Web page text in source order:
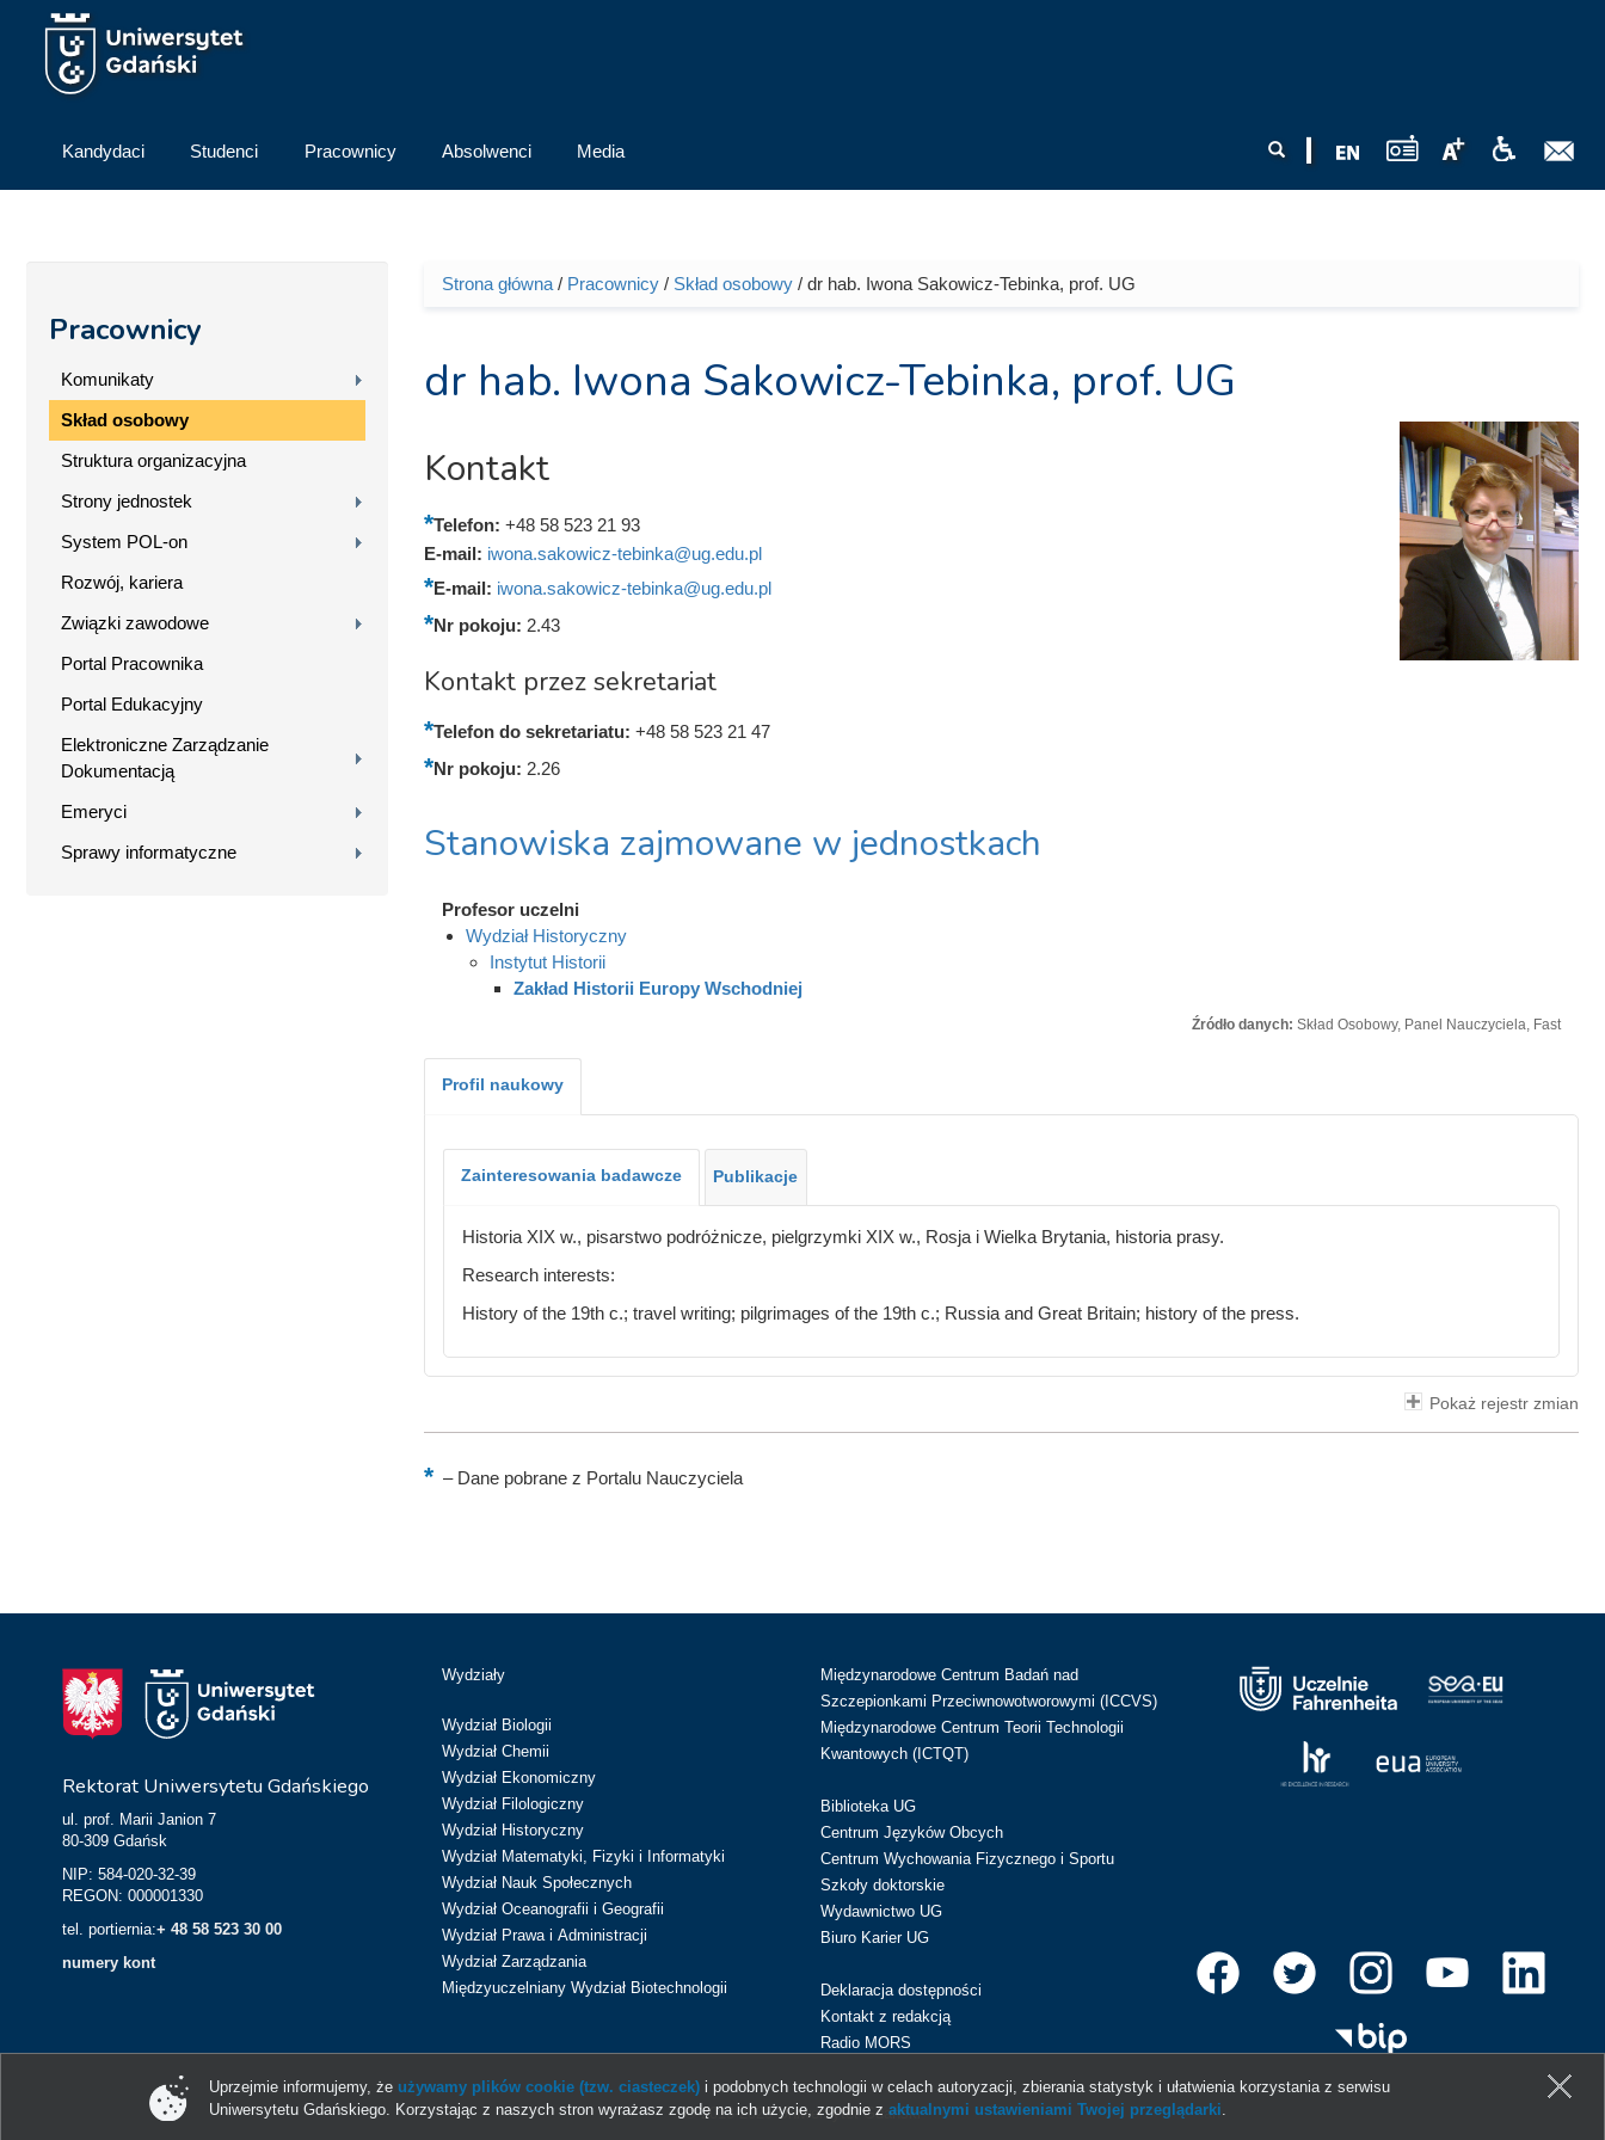
Przejdź do treści
Szukaj
Kandydaci Studenci Pracownicy Absolwenci Media
Pracownicy
Komunikaty
Skład osobowy
Struktura organizacyjna
Strony jednostek
System POL-on
Rozwój, kariera
Związki zawodowe
Portal Pracownika
Portal Edukacyjny
Elektroniczne Zarządzanie
Dokumentacją
Emeryci
Sprawy informatyczne
Jesteś tutaj
Strona główna/ Pracownicy/ Skład osobowy/ dr hab. Iwona Sakowicz-Tebinka, prof. UG
dr hab. Iwona Sakowicz-Tebinka, prof. UG
Kontakt
Telefon: +48 58 523 21 93
E-mail: iwona.sakowicz-tebinka@ug.edu.pl
E-mail: iwona.sakowicz-tebinka@ug.edu.pl
Nr pokoju: 2.43
Kontakt przez sekretariat
Telefon do sekretariatu: +48 58 523 21 47
Nr pokoju: 2.26
Stanowiska zajmowane w jednostkach
Profesor uczelni
Wydział Historyczny
Instytut Historii
Zakład Historii Europy Wschodniej
Źródło danych: Skład Osobowy, Panel Nauczyciela, Fast
Profil naukowy
Zainteresowania badawcze Publikacje
Historia XIX w., pisarstwo podróżnicze, pielgrzymki XIX w., Rosja i Wielka Brytania, historia prasy.
Research interests:
History of the 19th c.; travel writing; pilgrimages of the 19th c.; Russia and Great Britain; history of the press.
Pokaż rejestr zmian
–Dane pobrane z Portalu Nauczyciela
Rektorat Uniwersytetu Gdańskiego
ul. prof. Marii Janion 7
80-309 Gdańsk
NIP: 584-020-32-39
REGON: 000001330
tel. portiernia:+ 48 58 523 30 00
numery kont
Wydziały
Wydział Biologii
Wydział Chemii
Wydział Ekonomiczny
Wydział Filologiczny
Wydział Historyczny
Wydział Matematyki, Fizyki i Informatyki
Wydział Nauk Społecznych
Wydział Oceanografii i Geografii
Wydział Prawa i Administracji
Wydział Zarządzania
Międzyuczelniany Wydział Biotechnologii
Międzynarodowe Centrum Badań nad
Szczepionkami Przeciwnowotworowymi (ICCVS)
Międzynarodowe Centrum Teorii Technologii
Kwantowych (ICTQT)
Biblioteka UG
Centrum Języków Obcych
Centrum Wychowania Fizycznego i Sportu
Szkoły doktorskie
Wydawnictwo UG
Biuro Karier UG
Deklaracja dostępności
Kontakt z redakcją
Radio MORS
© 2013-2026 Uniwersytet Gdański
Uprzejmie informujemy, że używamy plików cookie (tzw. ciasteczek)i podobnych technologii w celach autoryzacji, zbierania statystyk i ułatwienia korzystania z serwisu
Uniwersytetu Gdańskiego. Korzystając z naszych stron wyrażasz zgodę na ich użycie, zgodnie z aktualnymi ustawieniami Twojej przeglądarki.